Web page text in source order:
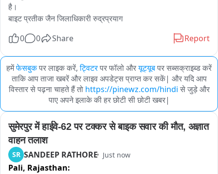
है।
बाइट प्रतीक जैन जिलाधिकारी रुद्रप्रयाग
0 0 Share Report
हमेंफेसबुकपर लाइक करें, ट्विटरपर फॉलो औरयूट्यूबपर सब्सक्राइब्ड करें
ताकि आप ताजा खबरें और लाइव अपडेट्स प्राप्त कर सकें| और यदि आप
विस्तार से पढ़ना चाहते हैं तो https://pinewz.com/hindi से जुड़े और
पाए अपने इलाके की हर छोटी सी छोटी खबर|
सुमेरपुर में हाईवे-62 पर टक्कर से बाइक सवार की मौत, अज्ञात
वाहन तलाश
SR SANDEEP RATHORE Just now
Pali, Rajasthan: